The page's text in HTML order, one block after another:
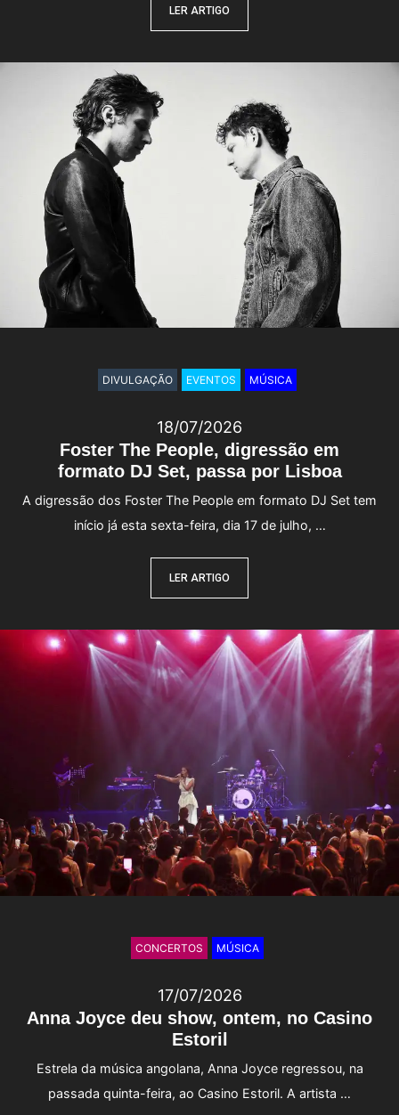
LER ARTIGO
Foster The People, digressão em
formato DJ Set, passa por Lisboa
18/07/2026
A digressão dos Foster The People em formato DJ Set tem
início já esta sexta-feira, dia 17 de julho, …
LER ARTIGO
DIVULGAÇÃO EVENTOS MÚSICA
Anna Joyce deu show, ontem, no Casino
Estoril
17/07/2026
Estrela da música angolana, Anna Joyce regressou, na
passada quinta-feira, ao Casino Estoril. A artista …
CONCERTOS MÚSICA